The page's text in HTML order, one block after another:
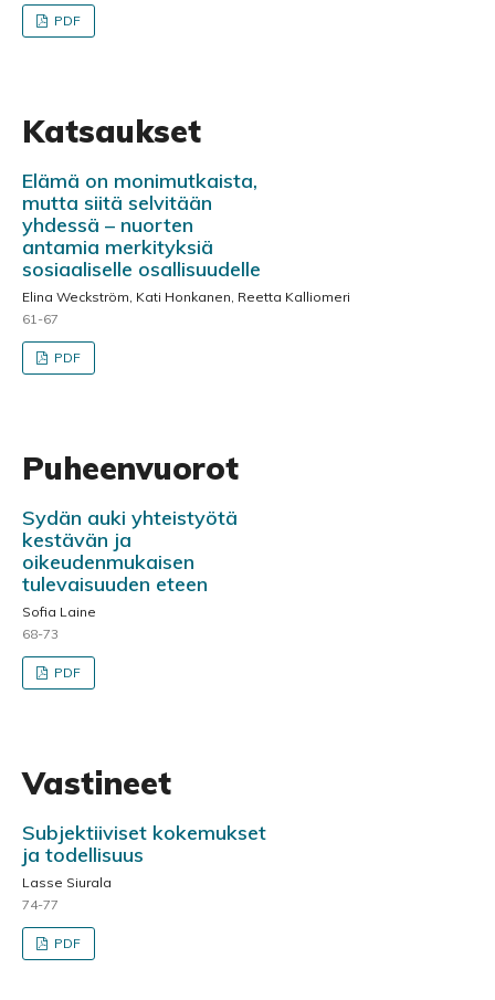
PDF
Katsaukset
Elämä on monimutkaista,
mutta siitä selvitään
yhdessä – nuorten
antamia merkityksiä
sosiaaliselle osallisuudelle
Elina Weckström, Kati Honkanen, Reetta Kalliomeri
61-67
PDF
Puheenvuorot
Sydän auki yhteistyötä
kestävän ja
oikeudenmukaisen
tulevaisuuden eteen
Sofia Laine
68-73
PDF
Vastineet
Subjektiiviset kokemukset
ja todellisuus
Lasse Siurala
74-77
PDF